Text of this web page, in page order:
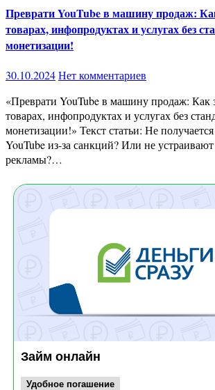
Преврати YouTube в машину продаж:
товарах, инфопродуктах и услугах без
монетизации!
30.10.2024Нет комментариев
«Преврати YouTube в машину продаж: Как заработать на
товарах, инфопродуктах и услугах без
монетизации!» Текст статьи: Не
YouTube из-за санкций? Или не
рекламы?…
Займ онлайн
Удобное погашение